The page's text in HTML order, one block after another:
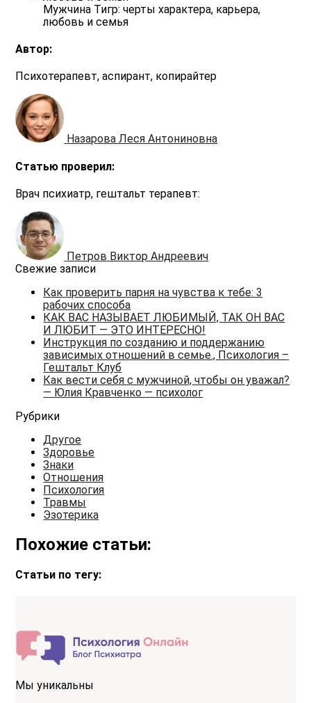
Мужчина Тигр: черты характера, карьера,
любовь и семья
Автор:
Психотерапевт, аспирант, копирайтер
Назарова Леся Антониновна
Статью проверил:
Врач психиатр, гештальт терапевт:
Петров Виктор Андреевич
Свежие записи
Как проверить парня на чувства к тебе: 3
рабочих способа
КАК ВАС НАЗЫВАЕТ ЛЮБИМЫЙ, ТАК ОН ВАС
И ЛЮБИТ — ЭТО ИНТЕРЕСНО!
Инструкция по созданию и поддержанию
зависимых отношений в семье., Психология –
Гештальт Клуб
Как вести себя с мужчиной, чтобы он уважал?
— Юлия Кравченко — психолог
Рубрики
Другое
Здоровье
Знаки
Отношения
Психология
Травмы
Эзотерика
Похожие статьи:
Статьи по тегу:
Мы уникальны